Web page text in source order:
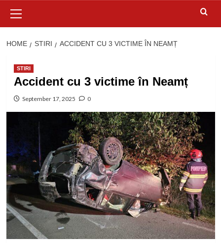
Menu
HOME STIRI ACCIDENT CU 3 VICTIME ÎN NEAMȚ
STIRI
Accident cu 3 victime în Neamț
September 17, 2025 0